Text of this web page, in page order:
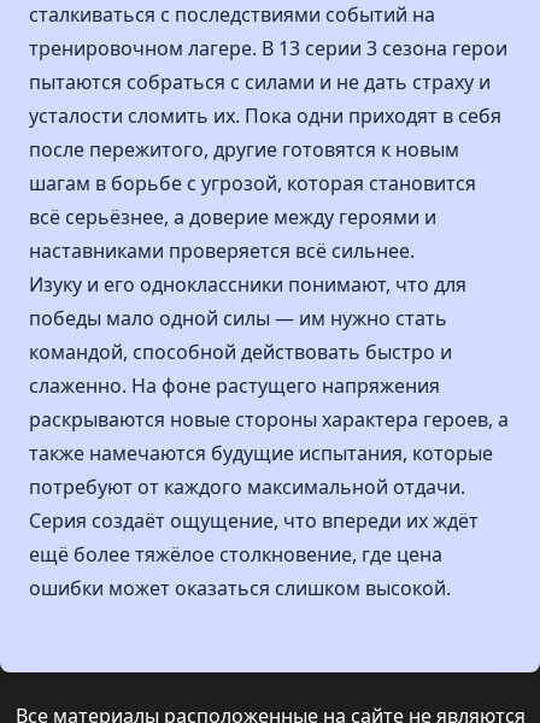
сталкиваться с последствиями событий на
тренировочном лагере. В 13 серии 3 сезона герои
пытаются собраться с силами и не дать страху и
усталости сломить их. Пока одни приходят в себя
после пережитого, другие готовятся к новым
шагам в борьбе с угрозой, которая становится
всё серьёзнее, а доверие между героями и
наставниками проверяется всё сильнее.
Изуку и его одноклассники понимают, что для
победы мало одной силы — им нужно стать
командой, способной действовать быстро и
слаженно. На фоне растущего напряжения
раскрываются новые стороны характера героев, а
также намечаются будущие испытания, которые
потребуют от каждого максимальной отдачи.
Серия создаёт ощущение, что впереди их ждёт
ещё более тяжёлое столкновение, где цена
ошибки может оказаться слишком высокой.
Все материалы расположенные на сайте не являются